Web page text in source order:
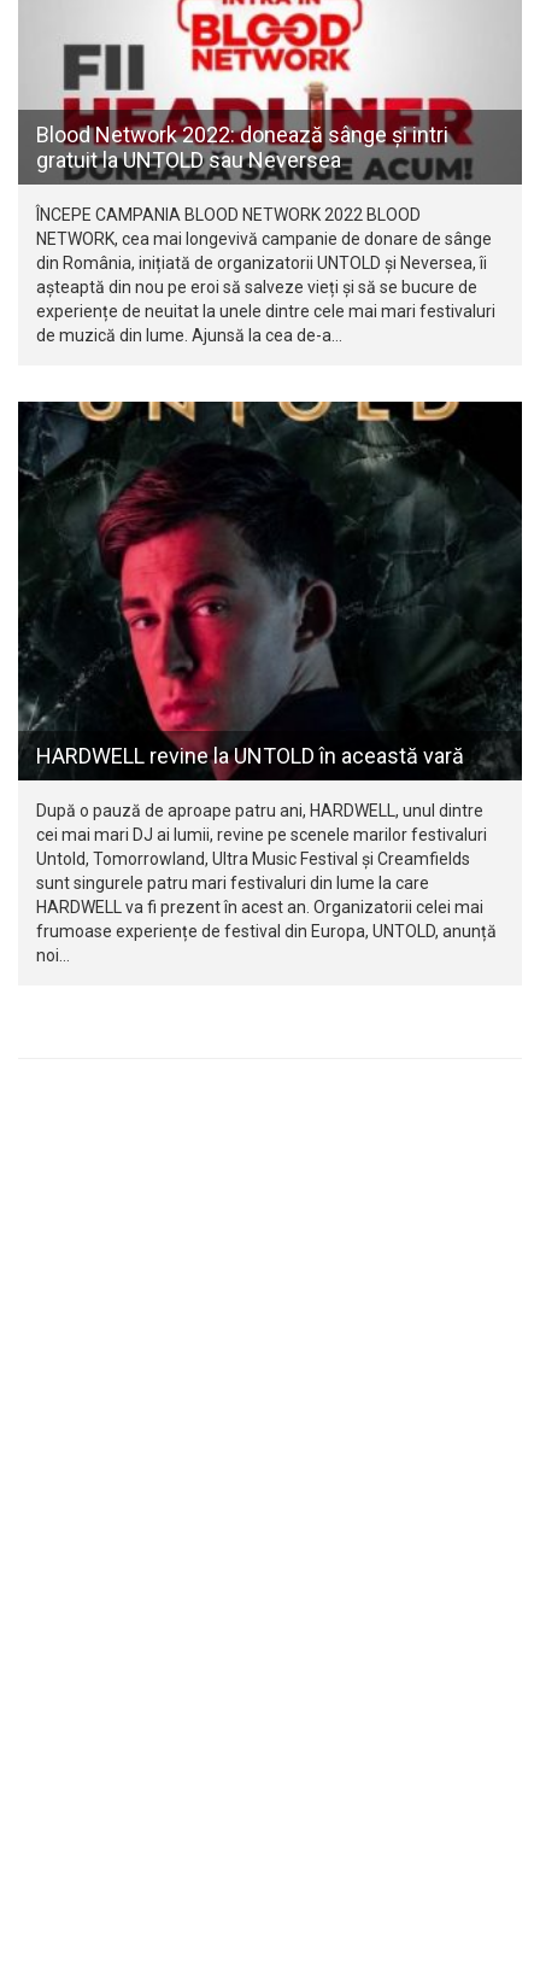
Blood Network 2022: donează sânge și intri
gratuit la UNTOLD sau Neversea
ÎNCEPE CAMPANIA BLOOD NETWORK 2022 BLOOD
NETWORK, cea mai longevivă campanie de donare de sânge
din România, inițiată de organizatorii UNTOLD și Neversea, îi
așteaptă din nou pe eroi să salveze vieți și să se bucure de
experiențe de neuitat la unele dintre cele mai mari festivaluri
de muzică din lume. Ajunsă la cea de-a…
HARDWELL revine la UNTOLD în această vară
După o pauză de aproape patru ani, HARDWELL, unul dintre
cei mai mari DJ ai lumii, revine pe scenele marilor festivaluri
Untold, Tomorrowland, Ultra Music Festival și Creamfields
sunt singurele patru mari festivaluri din lume la care
HARDWELL va fi prezent în acest an. Organizatorii celei mai
frumoase experiențe de festival din Europa, UNTOLD, anunță
noi…